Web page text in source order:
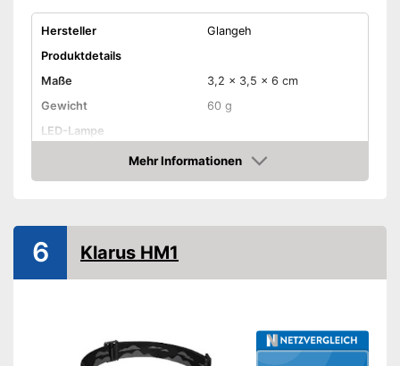
Hersteller
Glangeh
Produktdetails
Maße
3,2 x 3,5 x 6 cm
Gewicht
60 g
LED-Lampe
Anzahl Lichtmodi
4
Lichtstärke maximal
210 lm
Batterien inklusive
Mehr Informationen
Amazon
6 Klarus HM1